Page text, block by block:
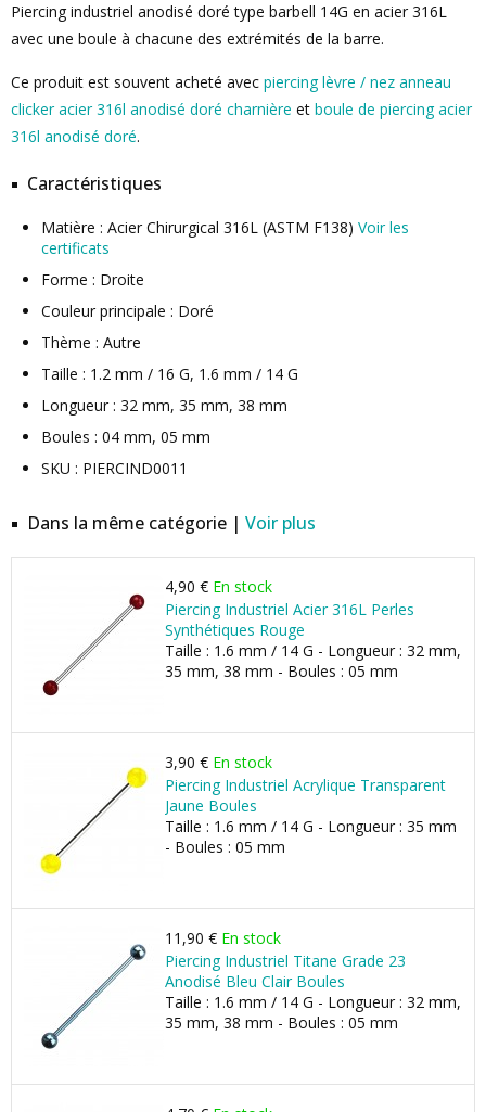
Piercing industriel anodisé doré type barbell 14G en acier 316L
avec une boule à chacune des extrémités de la barre.
Ce produit est souvent acheté avec piercing lèvre / nez anneau
clicker acier 316l anodisé doré charnière et boule de piercing acier
316l anodisé doré.
Caractéristiques
Matière : Acier Chirurgical 316L (ASTM F138) Voir les
certificats
Forme : Droite
Couleur principale : Doré
Thème : Autre
Taille : 1.2 mm / 16 G, 1.6 mm / 14 G
Longueur : 32 mm, 35 mm, 38 mm
Boules : 04 mm, 05 mm
SKU : PIERCIND0011
Dans la même catégorie | Voir plus
4,90 € En stock
Piercing Industriel Acier 316L Perles
Synthétiques Rouge
Taille : 1.6 mm / 14 G - Longueur : 32 mm,
35 mm, 38 mm - Boules : 05 mm
3,90 € En stock
Piercing Industriel Acrylique Transparent
Jaune Boules
Taille : 1.6 mm / 14 G - Longueur : 35 mm
- Boules : 05 mm
11,90 € En stock
Piercing Industriel Titane Grade 23
Anodisé Bleu Clair Boules
Taille : 1.6 mm / 14 G - Longueur : 32 mm,
35 mm, 38 mm - Boules : 05 mm